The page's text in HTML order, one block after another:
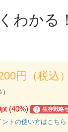
わかる
円（税込）
(40%) ? 生存戦略
ントの使い方はこちら